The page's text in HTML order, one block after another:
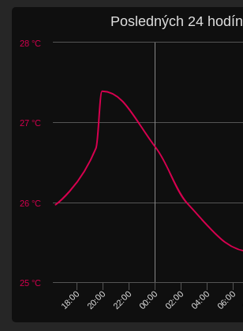
Posledných 24 hodín
18:00 20:00 22:00 00:00 02:00 04:00 06:00
25 °C
26 °C
27 °C
28 °C